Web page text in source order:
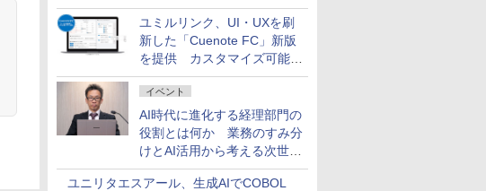
AI ASSIST」を9月より提供
ユミルリンク、UI・UXを刷
新した「Cuenote FC」新版
を提供 カスタマイズ可能な
ダッシュボード画面を搭載
イベント
AI時代に進化する経理部門の
役割とは何か 業務のすみ分
けとAI活用から考える次世代
ファイナンス戦略
ユニリタエスアール、生成AIでCOBOL